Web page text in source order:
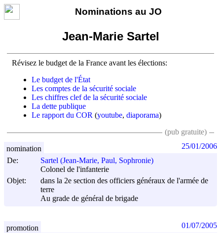
Nominations au JO
Jean-Marie Sartel
Révisez le budget de la France avant les élections:
Le budget de l'État
Les comptes de la sécurité sociale
Les chiffres clef de la sécurité sociale
La dette publique
Le rapport du COR (youtube, diaporama)
(pub gratuite)
De:
Sartel (Jean-Marie, Paul, Sophronie)
Colonel de l'infanterie
Objet:
dans la 2e section des officiers généraux de l'armée de
terre
Au grade de général de brigade
nomination 25/01/2006
promotion 01/07/2005